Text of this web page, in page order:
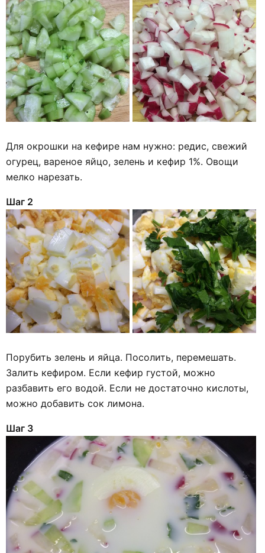
Для окрошки на кефире нам нужно: редис, свежий
огурец, вареное яйцо, зелень и кефир 1%. Овощи
мелко нарезать.
Шаг 2
Порубить зелень и яйца. Посолить, перемешать.
Залить кефиром. Если кефир густой, можно
разбавить его водой. Если не достаточно кислоты,
можно добавить сок лимона.
Шаг 3